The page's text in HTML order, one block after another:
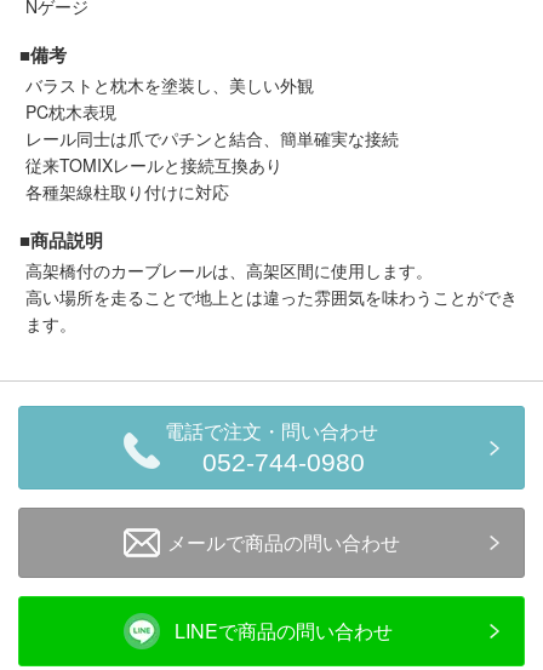
Nゲージ
■備考
バラストと枕木を塗装し、美しい外観
PC枕木表現
レール同士は爪でパチンと結合、簡単確実な接続
従来TOMIXレールと接続互換あり
各種架線柱取り付けに対応
■商品説明
高架橋付のカーブレールは、高架区間に使用します。
高い場所を走ることで地上とは違った雰囲気を味わうことができ
ます。
電話で注文・問い合わせ
052-744-0980
メールで商品の問い合わせ
LINEで商品の問い合わせ